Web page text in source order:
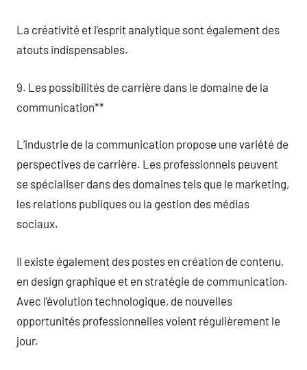
La créativité et l’esprit analytique sont également des
atouts indispensables.
9. Les possibilités de carrière dans le domaine de la
communication**
L’industrie de la communication propose une variété de
perspectives de carrière. Les professionnels peuvent
se spécialiser dans des domaines tels que le marketing,
les relations publiques ou la gestion des médias
sociaux.
Il existe également des postes en création de contenu,
en design graphique et en stratégie de communication.
Avec l’évolution technologique, de nouvelles
opportunités professionnelles voient régulièrement le
jour.